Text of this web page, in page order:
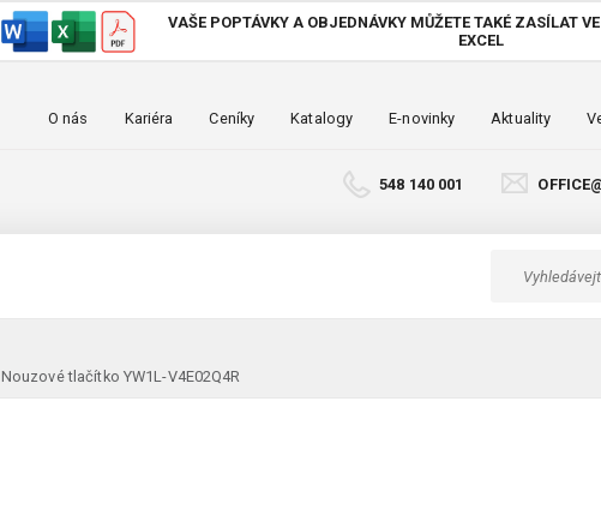
VAŠE POPTÁVKY A OBJEDNÁVKY MŮŽETE TAKÉ ZASÍLAT
EXCEL
O nás Kariéra Ceníky Katalogy E-novinky Aktuality
548 140 001
Nouzové tlačítko YW1L-V4E02Q4R